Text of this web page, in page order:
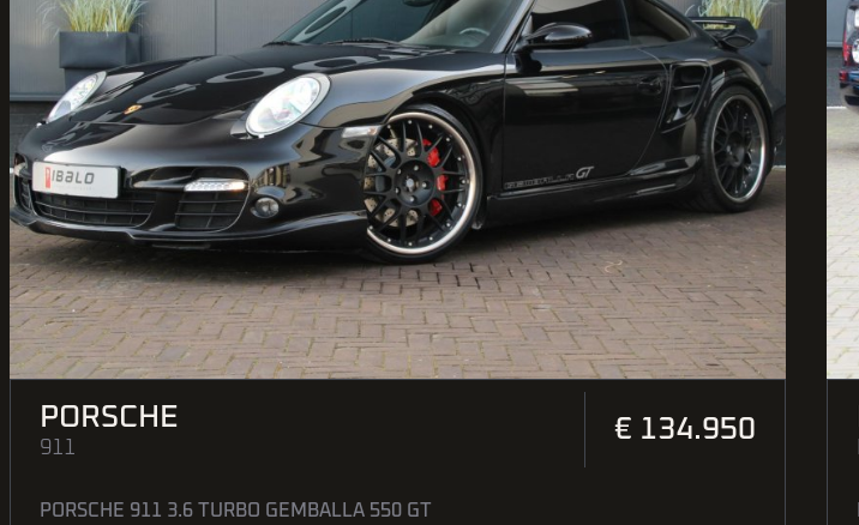
PORSCHE
911
€ 134.950
PORSCHE 911 3.6 TURBO GEMBALLA 550 GT